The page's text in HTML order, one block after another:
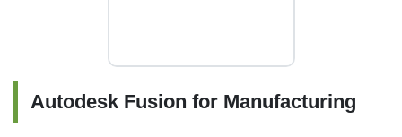
Autodesk Fusion for Manufacturing